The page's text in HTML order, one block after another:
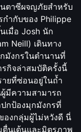
ตาซีผจญภัยสำหรับ
กำกับของ Philippe
เมื่อ Josh นัก
Neill) เดินทาง
มังกรในตำนานที่
กิจล่าสมบัติครั้งนี้
ายที่ซ่อนอยู่ในถ้ำ
มีความสามารถ
กป้องมุกมังกรที่
องกลุ่มผู้ไม่หวังดี นี่
นเต้นและมิตรภาพ